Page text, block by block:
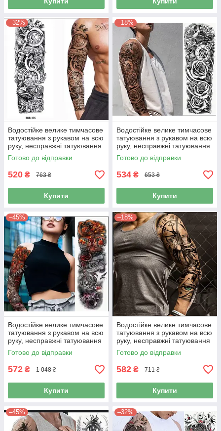
–32%
Водостійке велике тимчасове
татуювання з рукавом на всю
руку, несправжні татуювання
для жінок та чоловіків
(831990)
Готово до відправки
520 ₴ 763 ₴
Купити
–18%
Водостійке велике тимчасове
татуювання з рукавом на всю
руку, несправжні татуювання
для жінок та чоловіків
(831993)
Готово до відправки
534 ₴ 653 ₴
Купити
–45%
Водостійке велике тимчасове
татуювання з рукавом на всю
руку, несправжні татуювання
для жінок та чоловіків
Готово до відправки
572 ₴ 1 048 ₴
Купити
–18%
Водостійке велике тимчасове
татуювання з рукавом на всю
руку, несправжні татуювання
для чоловіків
Готово до відправки
582 ₴ 711 ₴
Купити
–45% –32%